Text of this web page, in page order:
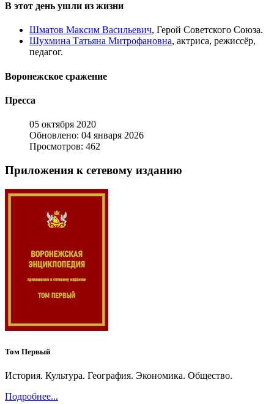
В этот день ушли из жизни
Шматов Максим Васильевич, Герой Советского Союза.
Шухмина Татьяна Митрофановна, актриса, режиссёр,
педагог.
Воронежское сражение
Пресса
05 октября 2020
Обновлено: 04 января 2026
Просмотров: 462
Приложения к сетевому изданию
Том Первый
История. Культура. География. Экономика. Общество.
Подробнее...